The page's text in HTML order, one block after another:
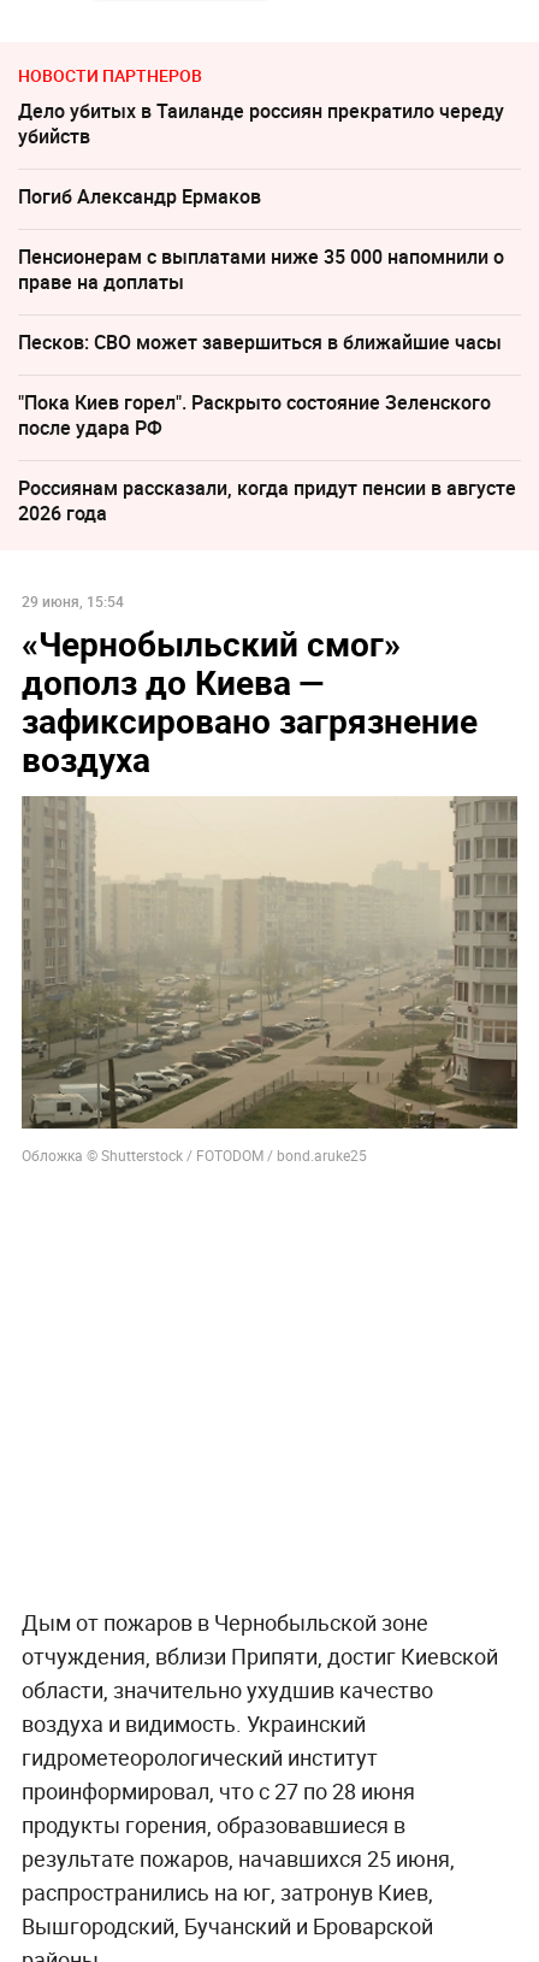
НОВОСТИ ПАРТНЕРОВ
Дело убитых в Таиланде россиян прекратило череду
убийств
Погиб Александр Ермаков
Пенсионерам с выплатами ниже 35 000 напомнили о
праве на доплаты
Песков: СВО может завершиться в ближайшие часы
"Пока Киев горел". Раскрыто состояние Зеленского
после удара РФ
Россиянам рассказали, когда придут пенсии в августе
2026 года
29 июня, 15:54
«Чернобыльский смог»
дополз до Киева —
зафиксировано загрязнение
воздуха
Обложка © Shutterstock / FOTODOM / bond.aruke25
Дым от пожаров в Чернобыльской зоне
отчуждения, вблизи Припяти, достиг Киевской
области, значительно ухудшив качество
воздуха и видимость. Украинский
гидрометеорологический институт
проинформировал, что с 27 по 28 июня
продукты горения, образовавшиеся в
результате пожаров, начавшихся 25 июня,
распространились на юг, затронув Киев,
Вышгородский, Бучанский и Броварской